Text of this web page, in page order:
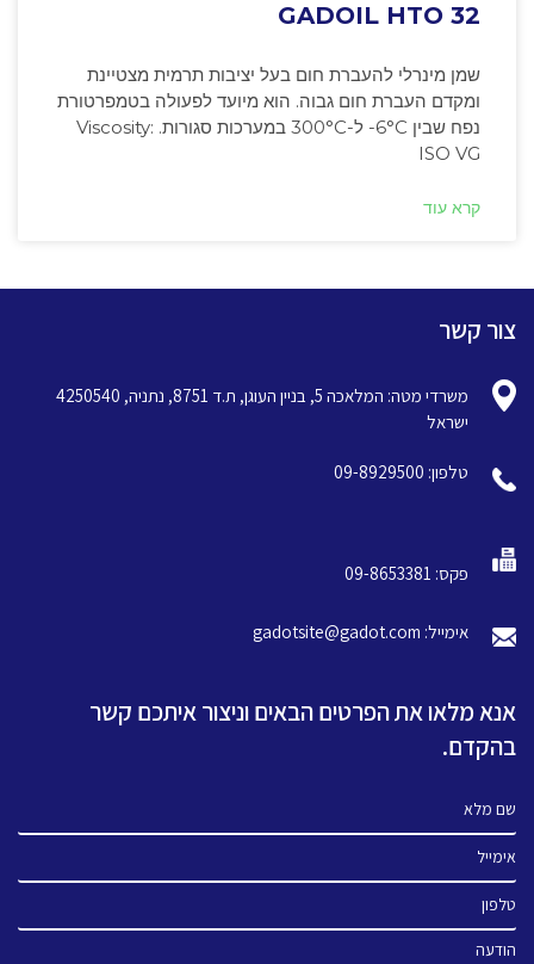
GADOIL HTO 32
שמן מינרלי להעברת חום בעל יציבות תרמית מצטיינת
ומקדם העברת חום גבוה. הוא מיועד לפעולה בטמפרטורת
נפח שבין ‎-6°C ל-300°C במערכות סגורות. Viscosity:
ISO VG
קרא עוד
צור קשר
משרדי מטה: המלאכה 5, בניין העוגן, ת.ד 8751, נתניה, 4250540
ישראל
טלפון: 09-8929500
פקס: 09-8653381
אימייל: gadotsite@gadot.com
אנא מלאו את הפרטים הבאים וניצור איתכם קשר
בהקדם.
שם מלא
אימייל
טלפון
הודעה